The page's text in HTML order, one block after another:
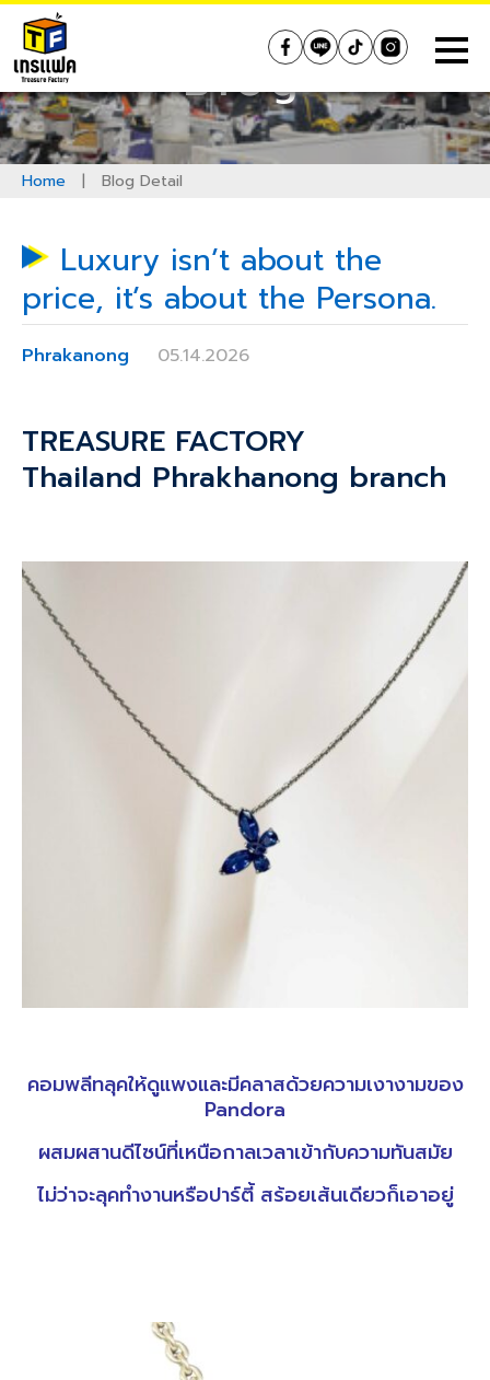
Skip
content
Treasure Factory (Thailand)
Blog
Home | Blog Detail
Luxury isn’t about the
price, it’s about the Persona.
Phrakanong 05.14.2026
TREASURE FACTORY
Thailand Phrakhanong branch
คอมพลีทลุคให้ดูแพงและมีคลาสด้วยความเงางามของ
Pandora
ผสมผสานดีไซน์ที่เหนือกาลเวลาเข้ากับความทันสมัย
ไม่ว่าจะลุคทำงานหรือปาร์ตี้ สร้อยเส้นเดียวก็เอาอยู่